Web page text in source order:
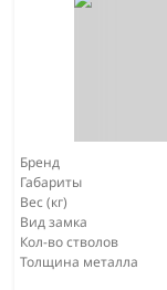
Бренд
Габариты
Вес (кг)
Вид замка
Кол-во стволов
Толщина металла